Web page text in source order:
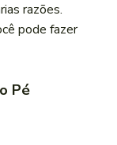
razões.
pode fazer
Pé